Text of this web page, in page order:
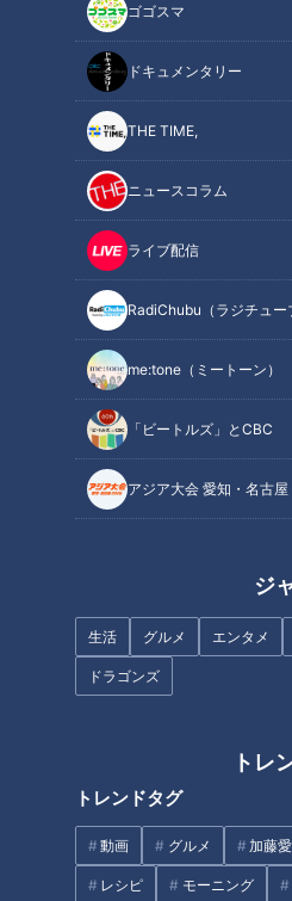
ゴゴスマ
ドキュメンタリー
THE TIME,
ニュースコラム
ライブ配信
RadiChubu（ラジチュー
me:tone（ミートーン）
「ビートルズ」とCBC
アジア大会 愛知・名古屋
ジ
生活 グルメ エンタメ
ドラゴンズ
トレ
トレンドタグ
動画 グルメ 加藤愛
レシピ モーニング
記事に
この記事を見たあなたへの
初デートで映画館はNG？婚活ア
ドバイザーが語る“次につながら
ないデート場所”3選
条件よりも“心地よさ”。婚活市
場で「年の差」が縮まっている
距離を縮めるコツは“味噌”にあ